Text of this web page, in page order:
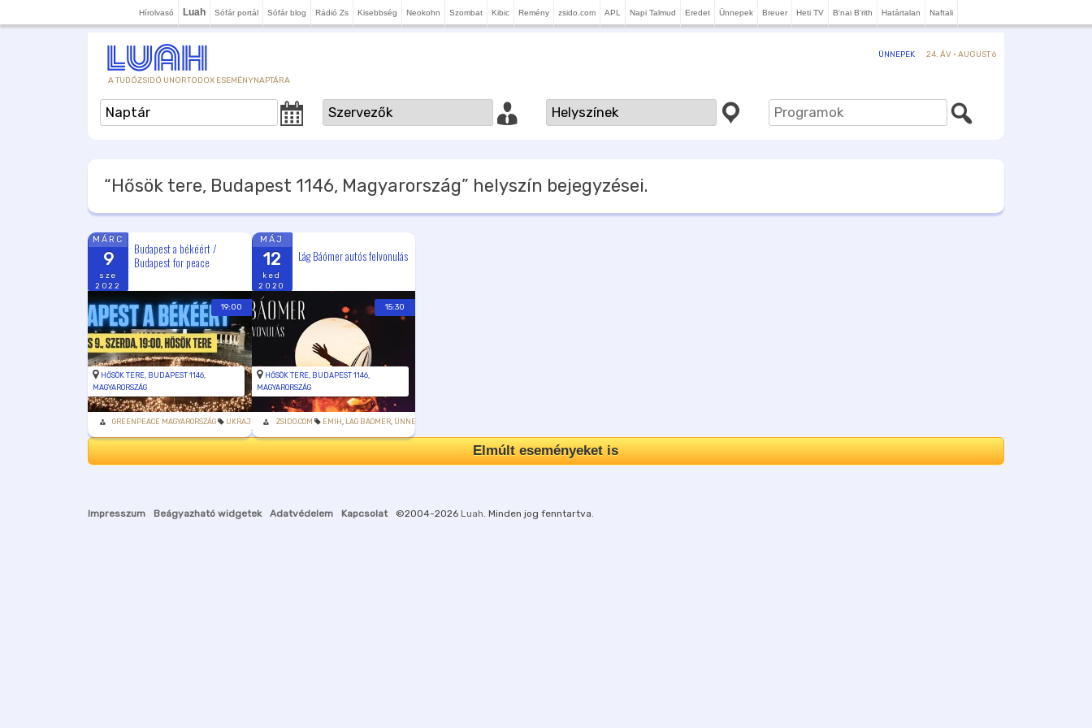
Hírolvasó Luah Sófár portál Sófár blog Rádió Zs Kisebbség Neokohn Szombat Kibic Remény zsido.com APL Napi Talmud Eredet Ünnepek Breuer Heti TV B'nai B'rith Határtalan Naftali
A TUDÓZSIDÓ UNORTODOX ESEMÉNYNAPTÁRA
ÜNNEPEK 24. ÁV · AUGUST 6
“Hősök tere, Budapest 1146, Magyarország” helyszín bejegyzései.
MÁRC
9
sze
2022
Budapest a békéért /
Budapest for peace
19:00
HŐSÖK TERE, BUDAPEST 1146,
MAGYARORSZÁG
GREENPEACE MAGYARORSZÁG UKRAJNA
MÁJ
12
ked
2020
Lág Báómer autós felvonulás
15:30
HŐSÖK TERE, BUDAPEST 1146,
MAGYARORSZÁG
ZSIDO.COM EMIH LAG BAOMER, ÜNNEP
Elmúlt eseményeket is
Impresszum Beágyazható widgetek Adatvédelem Kapcsolat ©2004-2026 Luah . Minden jog fenntartva.